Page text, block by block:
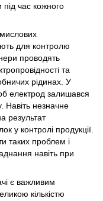
під час кожного
для контролю
проводять
та
рідинах. У
електрод залишався
Навіть незначне
результат
у контролі продукції.
таких проблем і
навіть при
є важливим
кількістю